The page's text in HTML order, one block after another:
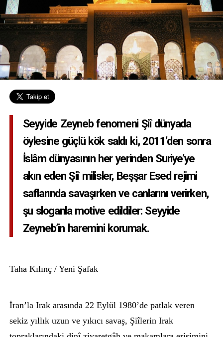
Seyyide Zeyneb fenomeni Şiî dünyada
öylesine güçlü kök saldı ki, 2011’den sonra
İslâm dünyasının her yerinden Suriye’ye
akın eden Şiî milisler, Beşşar Esed rejimi
saflarında savaşırken ve canlarını verirken,
şu sloganla motive edildiler: Seyyide
Zeyneb’in haremini korumak.
Taha Kılınç / Yeni Şafak
İran’la Irak arasında 22 Eylül 1980’de patlak veren
sekiz yıllık uzun ve yıkıcı savaş, Şiîlerin Irak